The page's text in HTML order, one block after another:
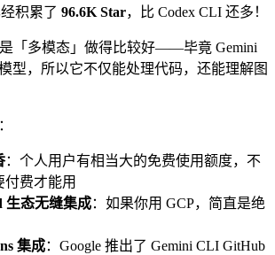
积累了 96.6K Star，比 Codex CLI 还多！
「多模态」做得比较好——毕竟 Gemini
型，所以它不仅能处理代码，还能理解图
：个人用户有相当大的免费使用额度，不
费才能用
生态无缝集成：如果你用 GCP，简直是绝
集成：Google 推出了 Gemini CLI GitHub